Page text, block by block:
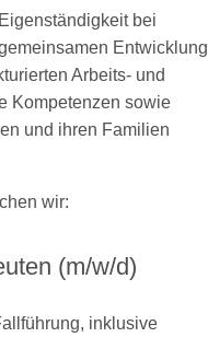
bei
Entwicklung
Arbeits- und
Kompetenzen sowie
und ihren Familien
wir:
(m/w/d)
inklusive